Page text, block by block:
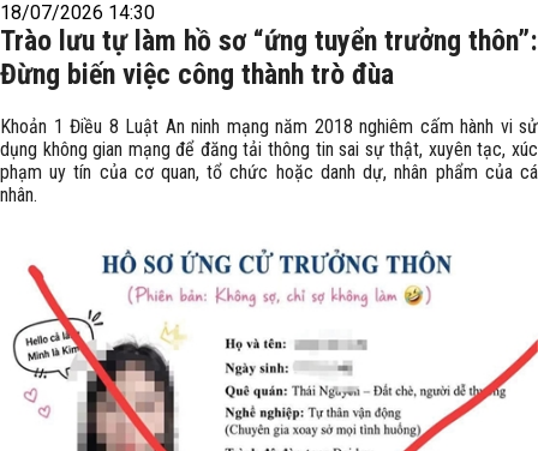
18/07/2026 14:30
Trào lưu tự làm hồ sơ “ứng tuyển trưởng thôn”:
Đừng biến việc công thành trò đùa
Khoản 1 Điều 8 Luật An ninh mạng năm 2018 nghiêm cấm hành vi sử
dụng không gian mạng để đăng tải thông tin sai sự thật, xuyên tạc, xúc
phạm uy tín của cơ quan, tổ chức hoặc danh dự, nhân phẩm của cá
nhân.